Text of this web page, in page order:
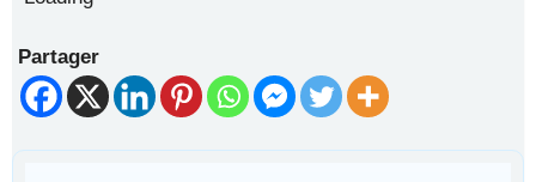
Partager